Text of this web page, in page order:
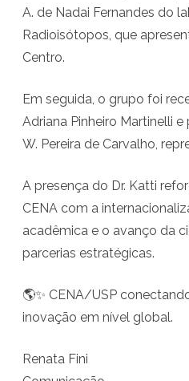
i
t
i
n
t
r
n
c
i
n
A. de Nadai Fernandes do
Radioisótopos, que
Centro.
Em seguida, o grupo foi
Adriana Pinheiro Martinelli
W. Pereira de Carvalho,
A presença do Dr. Katti
CENA com a
acadêmica e o avanço da
parcerias estratégicas.
🌎✨ CENA/USP
inovação em nível global.
Renata Fini